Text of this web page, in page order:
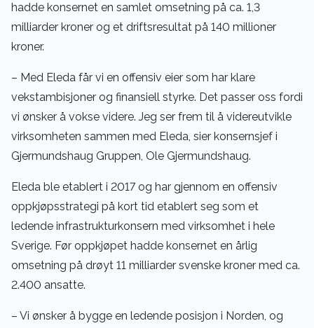
hadde konsernet en samlet omsetning på ca. 1,3
milliarder kroner og et driftsresultat på 140 millioner
kroner.
– Med Eleda får vi en offensiv eier som har klare
vekstambisjoner og finansiell styrke. Det passer oss fordi
vi ønsker å vokse videre. Jeg ser frem til å videreutvikle
virksomheten sammen med Eleda, sier konsernsjef i
Gjermundshaug Gruppen, Ole Gjermundshaug.
Eleda ble etablert i 2017 og har gjennom en offensiv
oppkjøpsstrategi på kort tid etablert seg som et
ledende infrastrukturkonsern med virksomhet i hele
Sverige. Før oppkjøpet hadde konsernet en årlig
omsetning på drøyt 11 milliarder svenske kroner med ca.
2.400 ansatte.
– Vi ønsker å bygge en ledende posisjon i Norden, og